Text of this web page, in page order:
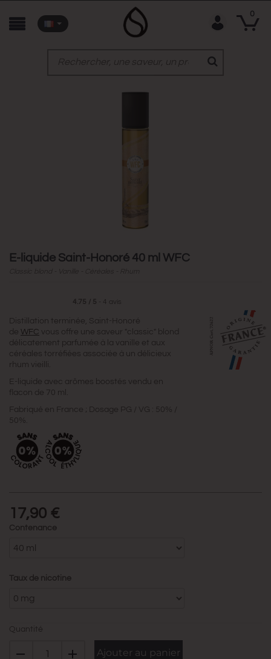
0
E-liquide Saint-Honoré 40 ml WFC
4.75 / 5 4 avis
Distillation terminée, Saint-Honoré
de WFC vous offre une saveur "classic" blond
délicatement parfumée à la vanille et aux
céréales torréfiées associée à un délicieux
rhum vieilli.
E-liquide avec arômes boostés vendu en
flacon de 70 ml.
Fabriqué en France ; Dosage PG / VG : 50% /
50%.
17,90 €
Contenance
Taux de nicotine
Quantité
Ajouter au panier